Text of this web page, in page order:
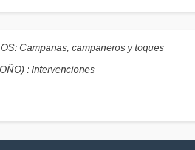
Campanas, campaneros y toques
: Intervenciones